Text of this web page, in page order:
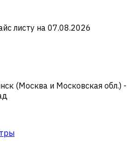
листу на 07.08.2026
(Москва и Московская обл.) -